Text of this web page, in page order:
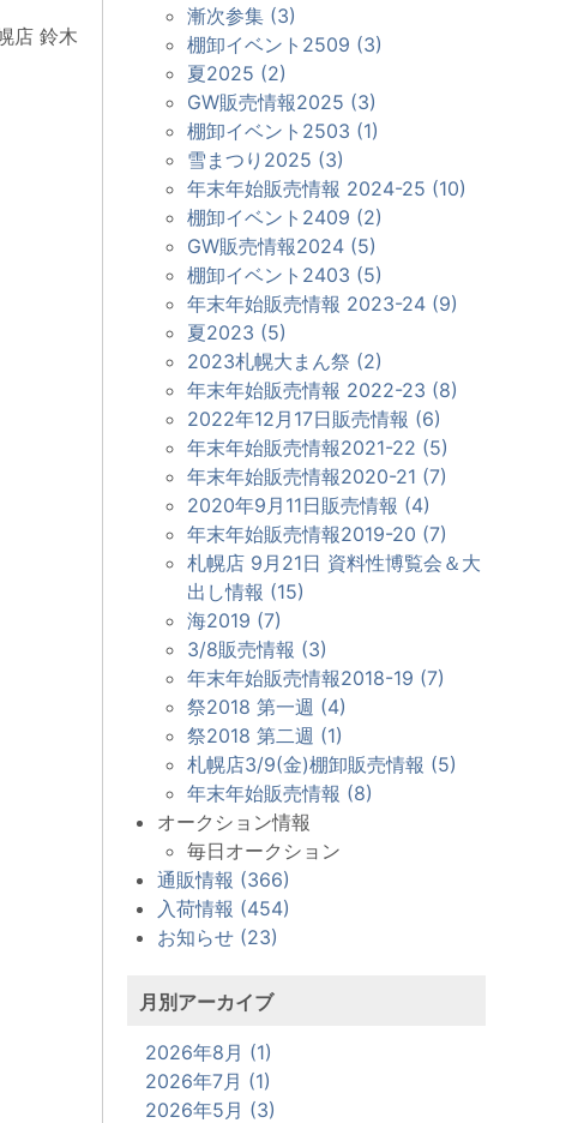
店 鈴木
漸次参集 (3)
棚卸イベント2509 (3)
夏2025 (2)
GW販売情報2025 (3)
棚卸イベント2503 (1)
雪まつり2025 (3)
年末年始販売情報 2024-25 (10)
棚卸イベント2409 (2)
GW販売情報2024 (5)
棚卸イベント2403 (5)
年末年始販売情報 2023-24 (9)
夏2023 (5)
2023札幌大まん祭 (2)
年末年始販売情報 2022-23 (8)
2022年12月17日販売情報 (6)
年末年始販売情報2021-22 (5)
年末年始販売情報2020-21 (7)
2020年9月11日販売情報 (4)
年末年始販売情報2019-20 (7)
札幌店 9月21日 資料性博覧会＆大
出し情報 (15)
海2019 (7)
3/8販売情報 (3)
年末年始販売情報2018-19 (7)
祭2018 第一週 (4)
祭2018 第二週 (1)
札幌店3/9(金)棚卸販売情報 (5)
年末年始販売情報 (8)
オークション情報
毎日オークション
通販情報 (366)
入荷情報 (454)
お知らせ (23)
月別アーカイブ
2026年8月 (1)
2026年7月 (1)
2026年5月 (3)